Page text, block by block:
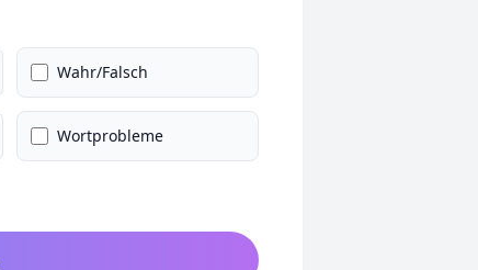
Wahr/Falsch
Wortprobleme